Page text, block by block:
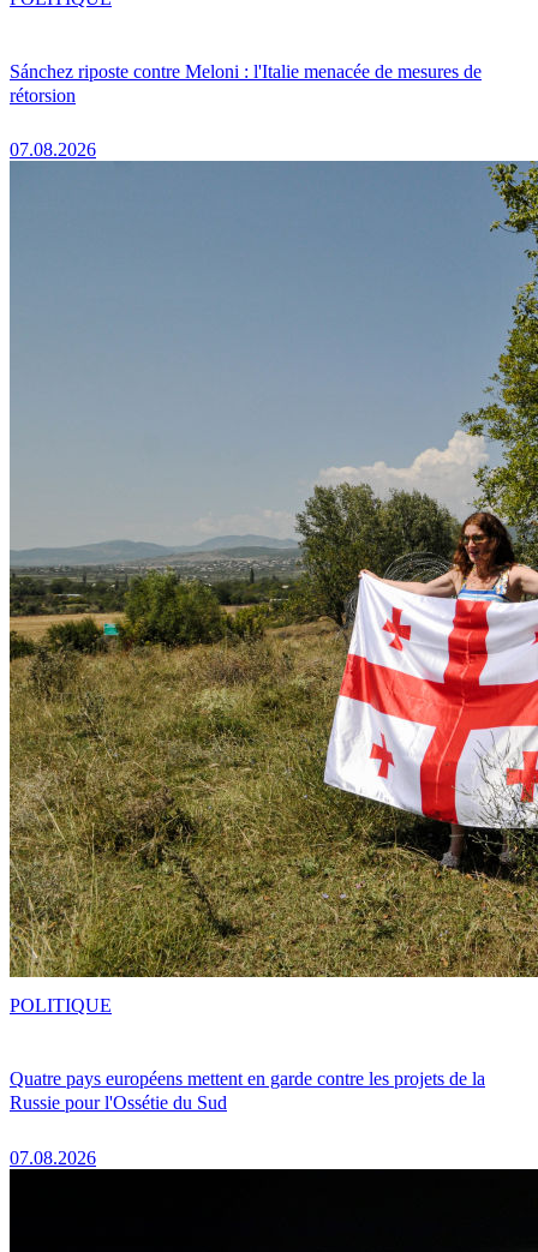
Sánchez riposte contre Meloni : l'Italie menacée de mesures de
rétorsion
07.08.2026
Quatre pays européens mettent en garde contre les projets de la
Russie pour l'Ossétie du Sud
07.08.2026
POLITIQUE